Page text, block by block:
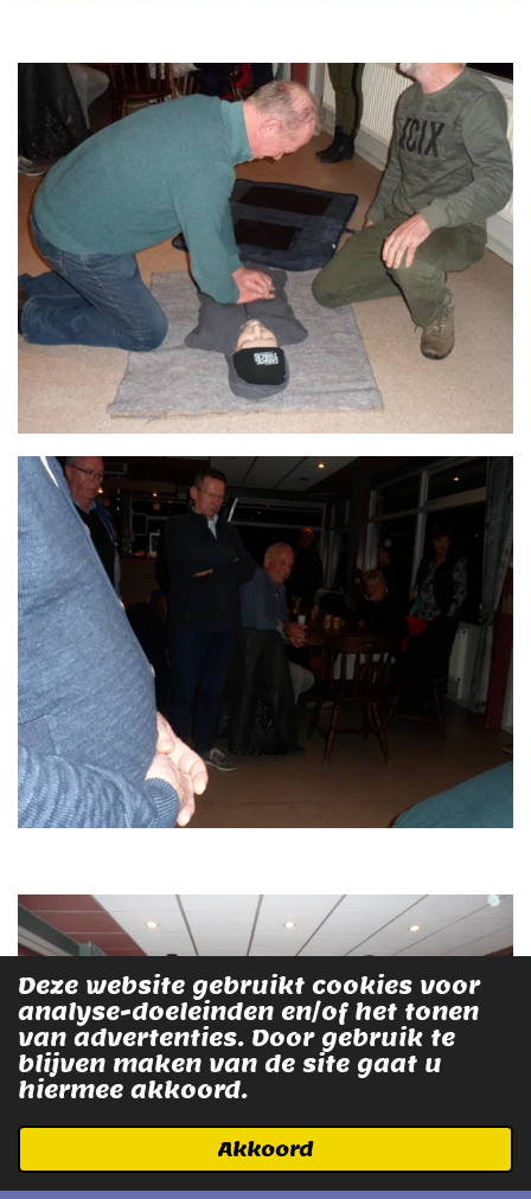
Deze website gebruikt cookies voor
analyse-doeleinden en/of het tonen
van advertenties. Door gebruik te
blijven maken van de site gaat u
hiermee akkoord.
Akkoord